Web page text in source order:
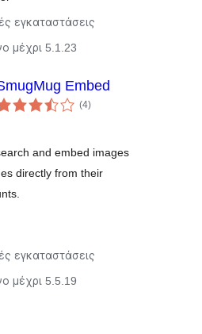
εγκαταστάσεις
μέχρι 5.1.23
Embed
(4αξιολογήσεις
σύνολο
)
and embed images
directly from their
εγκαταστάσεις
μέχρι 5.5.19